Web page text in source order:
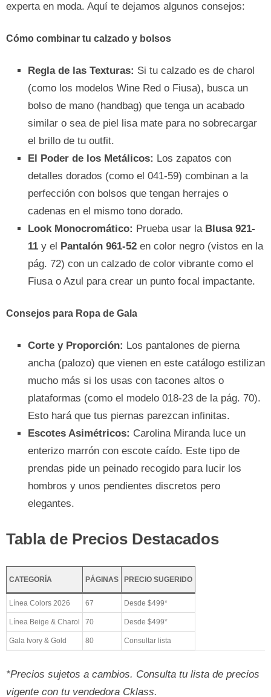
experta en moda. Aquí te dejamos algunos consejos:
Cómo combinar tu calzado y bolsos
Regla de las Texturas: Si tu calzado es de charol
(como los modelos Wine Red o Fiusa), busca un
bolso de mano (handbag) que tenga un acabado
similar o sea de piel lisa mate para no sobrecargar
el brillo de tu outfit.
El Poder de los Metálicos: Los zapatos con
detalles dorados (como el 041-59) combinan a la
perfección con bolsos que tengan herrajes o
cadenas en el mismo tono dorado.
Look Monocromático: Prueba usar la Blusa 921-
11 y el Pantalón 961-52 en color negro (vistos en la
pág. 72) con un calzado de color vibrante como el
Fiusa o Azul para crear un punto focal impactante.
Consejos para Ropa de Gala
Corte y Proporción: Los pantalones de pierna
ancha (palozo) que vienen en este catálogo estilizan
mucho más si los usas con tacones altos o
plataformas (como el modelo 018-23 de la pág. 70).
Esto hará que tus piernas parezcan infinitas.
Escotes Asimétricos: Carolina Miranda luce un
enterizo marrón con escote caído. Este tipo de
prendas pide un peinado recogido para lucir los
hombros y unos pendientes discretos pero
elegantes.
Tabla de Precios Destacados
CATEGORÍA PÁGINAS PRECIO SUGERIDO
Línea Colors 2026 67 Desde $499*
Línea Beige & Charol 70 Desde $499*
Gala Ivory & Gold 80 Consultar lista
*Precios sujetos a cambios. Consulta tu lista de precios
vigente con tu vendedora Cklass.